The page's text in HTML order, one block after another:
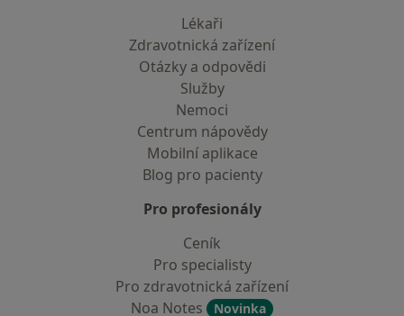
Lékaři
Zdravotnická zařízení
Otázky a odpovědi
Služby
Nemoci
Centrum nápovědy
Mobilní aplikace
Blog pro pacienty
Pro profesionály
Ceník
Pro specialisty
Pro zdravotnická zařízení
Noa Notes
Novinka